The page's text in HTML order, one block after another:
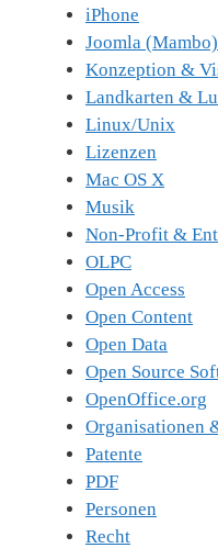
iPhone
Joomla (Mambo)
Konzeption &
Landkarten &
Linux/Unix
Lizenzen
Mac OS X
Musik
Non-Profit &
OLPC
Open Access
Open Content
Open Data
Open Source
OpenOffice.org
Organisationen
Patente
PDF
Personen
Recht